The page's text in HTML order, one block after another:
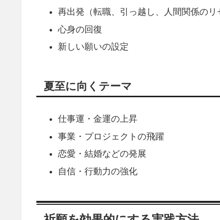
再出発（転職、引っ越し、人間関係のリ
心身の回復
新しい願いの設定
夏至に向くテーマ
仕事運・金運の上昇
事業・プロジェクトの飛躍
恋愛・結婚などの発展
自信・行動力の強化